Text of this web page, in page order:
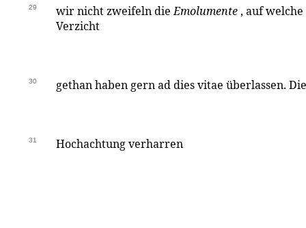
29 wir nicht zweifeln dieEmolumente , auf
Verzicht
30 gethan haben gern ad dies vitae überlassen.
31 Hochachtung verharren